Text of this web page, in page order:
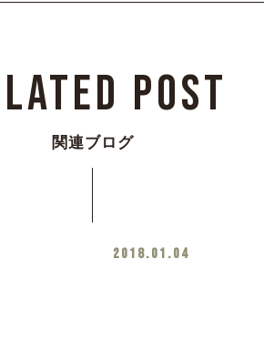
Post
関連ブログ
2018.01.04